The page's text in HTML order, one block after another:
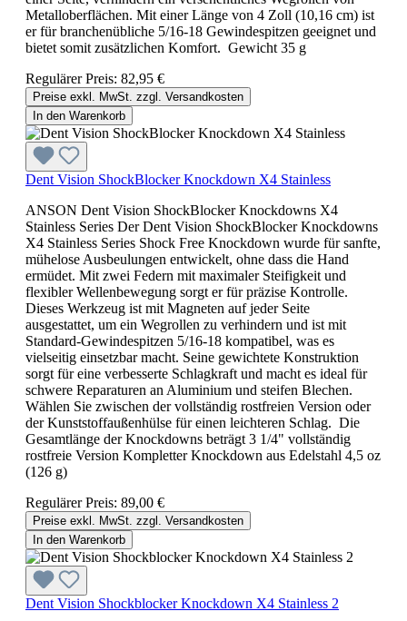
Metalloberflächen. Mit einer Länge von 4 Zoll (10,16 cm) ist
er für branchenübliche 5/16-18 Gewindespitzen geeignet und
bietet somit zusätzlichen Komfort. Gewicht 35 g
Regulärer Preis: 82,95 €
Preise exkl. MwSt. zzgl. Versandkosten
In den Warenkorb
Dent Vision ShockBlocker Knockdown X4 Stainless
ANSON Dent Vision ShockBlocker Knockdowns X4
Stainless Series Der Dent Vision ShockBlocker Knockdowns
X4 Stainless Series Shock Free Knockdown wurde für sanfte,
mühelose Ausbeulungen entwickelt, ohne dass die Hand
ermüdet. Mit zwei Federn mit maximaler Steifigkeit und
flexibler Wellenbewegung sorgt er für präzise Kontrolle.
Dieses Werkzeug ist mit Magneten auf jeder Seite
ausgestattet, um ein Wegrollen zu verhindern und ist mit
Standard-Gewindespitzen 5/16-18 kompatibel, was es
vielseitig einsetzbar macht. Seine gewichtete Konstruktion
sorgt für eine verbesserte Schlagkraft und macht es ideal für
schwere Reparaturen an Aluminium und steifen Blechen.
Wählen Sie zwischen der vollständig rostfreien Version oder
der Kunststoffaußenhülse für einen leichteren Schlag. Die
Gesamtlänge der Knockdowns beträgt 3 1/4" vollständig
rostfreie Version Kompletter Knockdown aus Edelstahl 4,5 oz
(126 g)
Regulärer Preis: 89,00 €
Preise exkl. MwSt. zzgl. Versandkosten
In den Warenkorb
Dent Vision Shockblocker Knockdown X4 Stainless 2